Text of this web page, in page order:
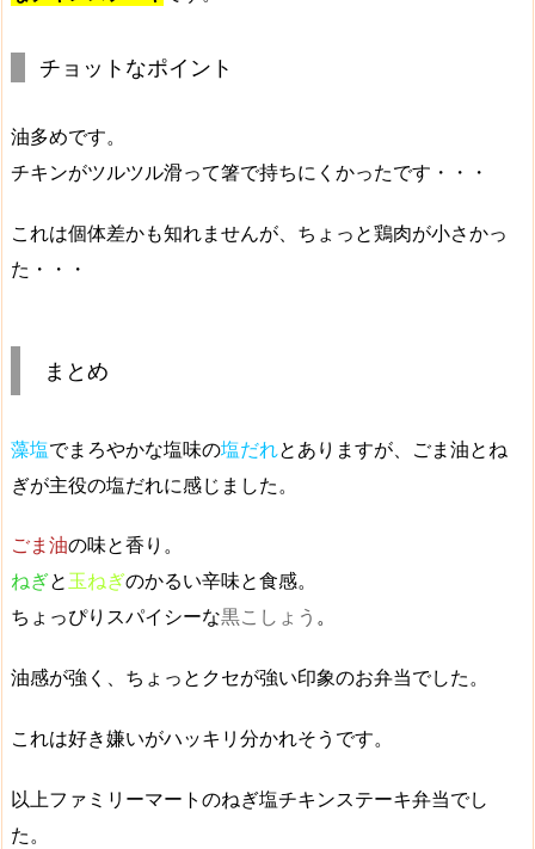
チョットなポイント
油多めです。
チキンがツルツル滑って箸で持ちにくかったです・・・
これは個体差かも知れませんが、ちょっと鶏肉が小さかっ
た・・・
まとめ
藻塩でまろやかな塩味の塩だれとありますが、 ごま油とね
ぎが主役の塩だれに感じました。
ごま油の味と香り。
ねぎと玉ねぎのかるい辛味と食感。
ちょっぴりスパイシーな黒こしょう 。
油感が強く、ちょっとクセが強い印象のお弁当でした。
これは好き嫌いがハッキリ分かれそうです。
以上ファミリーマートのねぎ塩チキンステーキ弁当でし
た。